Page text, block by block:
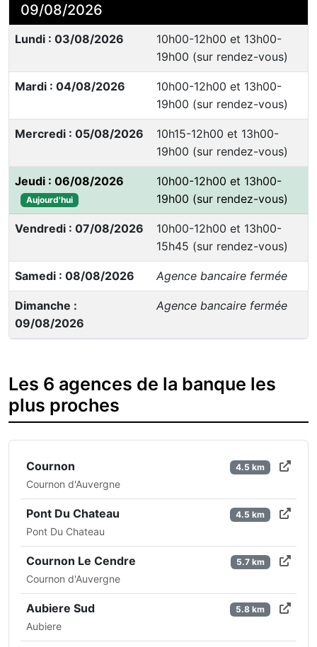
09/08/2026
Lundi : 03/08/2026
10h00-12h00 et 13h00-
19h00 (sur rendez-vous)
Mardi : 04/08/2026
10h00-12h00 et 13h00-
19h00 (sur rendez-vous)
Mercredi : 05/08/2026
10h15-12h00 et 13h00-
19h00 (sur rendez-vous)
Jeudi : 06/08/2026
Aujourd'hui
10h00-12h00 et 13h00-
19h00 (sur rendez-vous)
Vendredi : 07/08/2026
10h00-12h00 et 13h00-
15h45 (sur rendez-vous)
Samedi : 08/08/2026 Agence bancaire fermée
Dimanche :
09/08/2026
Agence bancaire fermée
Les 6 agences de la banque les
plus proches
Cournon
Cournon d'Auvergne
4.5 km
Pont Du Chateau
Pont Du Chateau
4.5 km
Cournon Le Cendre
Cournon d'Auvergne
5.7 km
Aubiere Sud
Aubiere
5.8 km